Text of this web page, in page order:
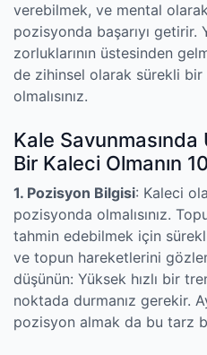
verebilmek, ve mental
pozisyonda başarıyı getirir.
zorluklarının üstesinden
de zihinsel olarak sürekli
olmalısınız.
Kale
Bir Kaleci Olmanın
1. Pozisyon Bilgisi: Kaleci
pozisyonda olmalısınız.
tahmin edebilmek için
ve topun hareketlerini
düşünün: Yüksek hızlı bir
noktada durmanız gerekir.
pozisyon almak da bu tarz